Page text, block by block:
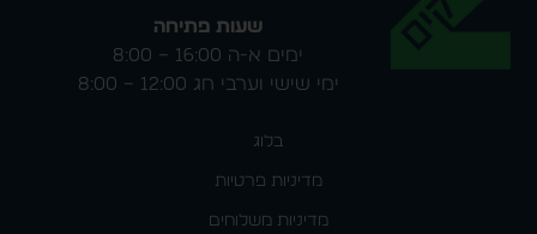
שעות פתיחה
ימים א-ה 16:00 – 8:00
ימי שישי וערבי חג 12:00 – 8:00
בלוג
מדיניות פרטיות
מדיניות משלוחים